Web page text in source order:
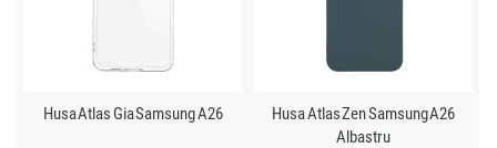
Husa Atlas Gia Samsung A26
Husa Atlas Zen Samsung A26
Albastru